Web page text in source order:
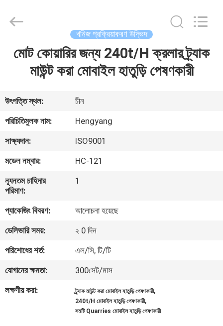
বাড়ি
আমাদের
সম্পর্কে
কারখানা
ভ্রমণ
মান
নিয়ন্ত্রণ
যোগাযোগ
করুন
Industrial
Reserved.
খনিজ প্রক্রিয়াকরণ উদ্ভিদ
মোট কোয়ারির জন্য 240t/H ক্রলার ট্র্যাক
মাউন্ট করা মোবাইল হাতুড়ি পেষণকারী
উৎপত্তি স্থল:
চীন
পরিচিতিমুলক নাম:
Hengyang
সাক্ষ্যদান:
ISO9001
মডেল নম্বার:
HC-121
ন্যূনতম চাহিদার
পরিমাণ:
1
প্যাকেজিং বিবরণ:
আলোচনা হয়েছে
ডেলিভারি সময়:
২ 0 দিন
পরিশোধের শর্ত:
এল/সি, টি/টি
যোগানের ক্ষমতা:
300সেট/মাস
লক্ষণীয় করা:
ট্র্যাক মাউন্ট করা মোবাইল হাতুড়ি পেষণকারী,
240t/H মোবাইল হাতুড়ি পেষণকারী,
সমষ্টি Quarries মোবাইল হাতুড়ি পেষণকারী